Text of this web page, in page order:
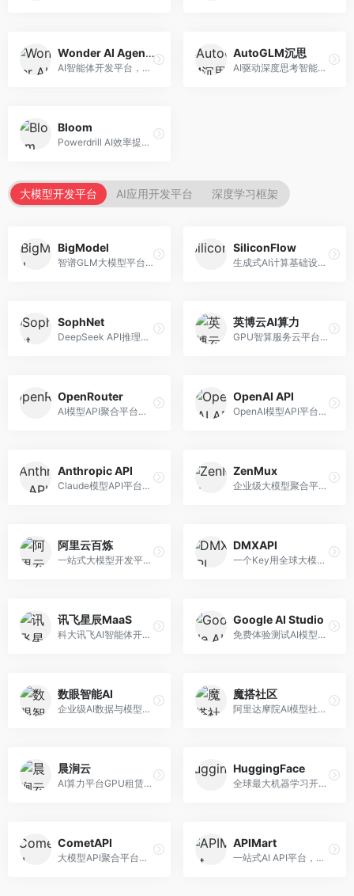
Wonder AI Agents
AI智能体开发平台，专注于低代码智能体创建。面向开发者，提供可视化开发、模板库、部署服务等功能，开发门槛低。
AutoGLM沉思
AI驱动深度思考智能体，专注于复杂推理任务。面向高级用户，提供深度分析、逻辑推理、决策支持等服务，推理能力强。
Bloom
Powerdrill AI效率提升平台，专注于企业智能化。面向企业用户，提供智能体创建、流程自动化、数据分析等服务，企业效率提升显著。
大模型开发平台 AI应用开发平台 深度学习框架
BigModel
智谱GLM大模型平台，提供API调用与模型服务。面向开发者和企业用户，提供GLM系列模型API、微调服务、应用开发工具等，开源生态完善。
SiliconFlow
生成式AI计算基础设施平台，专注于模型推理服务。面向开发者和企业，提供多模型API、高性能推理、成本优化等服务，推理性价比高。
SophNet
DeepSeek API推理平台，专注于DeepSeek模型服务。面向开发者，提供DeepSeek模型API、高性能推理、低成本服务，推理效率高。
英博云AI算力
GPU智算服务云平台，专注于AI算力租赁。面向AI研究者和企业，提供GPU租赁、模型训练、推理服务等，算力资源丰富。
OpenRouter
AI模型API聚合平台，整合多种主流大模型。面向开发者，提供统一API接口、模型对比、成本优化等服务，模型选择灵活。
OpenAI API
OpenAI模型API平台，提供GPT系列模型服务。面向开发者，提供模型API、微调服务、Assistants API等，是AI开发领域的基础设施。
Anthropic API
Claude模型API平台，专注于安全可靠的AI服务。面向开发者，提供Claude系列模型API、安全特性、企业级服务等，API质量高。
ZenMux
企业级大模型聚合平台，专注于企业AI服务。面向企业用户，提供多模型管理、安全合规、成本优化等服务，企业级功能完善。
阿里云百炼
一站式大模型开发平台，深度整合阿里云服务。面向企业开发者和AI团队，提供模型训练、微调、部署、应用开发等全流程服务，企业级功能完善。
DMXAPI
一个Key用全球大模型的聚合平台。面向开发者，提供多模型统一API、简化接入、成本控制等服务，接入便捷。
讯飞星辰MaaS
科大讯飞AI智能体开发平台，专注于企业级模型服务。面向企业用户，提供模型调用、智能体创建、行业解决方案等服务，中文能力突出。
Google AI Studio
免费体验测试AI模型的平台，深度整合Google生态。面向开发者和研究者，提供Gemini模型体验、API密钥管理、提示词测试等服务，免费使用。
数眼智能AI
企业级AI数据与模型服务平台，专注于数据驱动AI。面向企业用户，提供数据管理、模型训练、部署服务等，数据治理能力强。
魔搭社区
阿里达摩院AI模型社区，专注于中文AI生态。面向中文开发者，提供开源模型、数据集、开发工具等资源，中文模型丰富。
晨涧云
AI算力平台GPU租赁服务，专注于弹性算力。面向开发者和研究者，提供GPU租赁、弹性调度、成本优化等服务，算力灵活。
HuggingFace
全球最大机器学习开源社区，整合模型库与开发工具。面向AI研究者和开发者，提供开源模型、数据集、开发工具等资源，开源生态最完善。
CometAPI
大模型API聚合平台，整合多种AI模型服务。面向开发者，提供统一接口、模型切换、监控分析等服务，API管理便捷。
APIMart
一站式AI API平台，整合多种AI服务。面向开发者，提供模型API、图像处理、语音识别等服务，API种类丰富。